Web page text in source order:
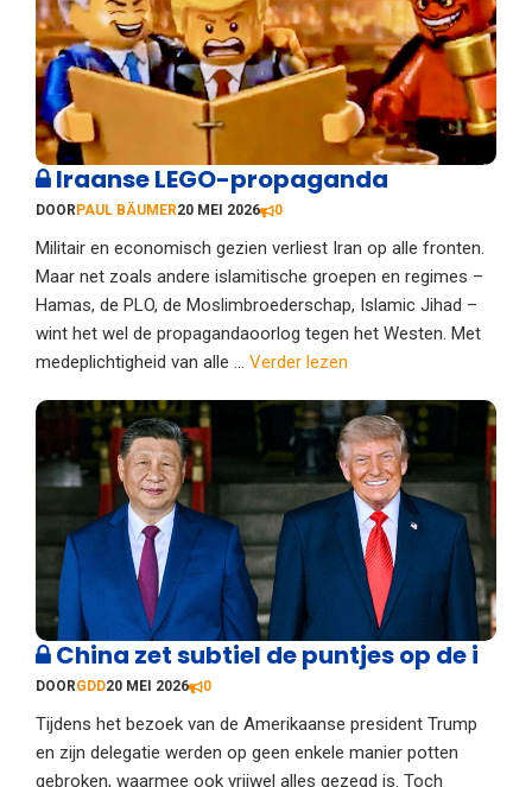
Iraanse LEGO-propaganda
DOOR PAUL BÄUMER20 MEI 2026 0
Militair en economisch gezien verliest Iran op alle fronten.
Maar net zoals andere islamitische groepen en regimes –
Hamas, de PLO, de Moslimbroederschap, Islamic Jihad –
wint het wel de propagandaoorlog tegen het Westen. Met
medeplichtigheid van alle ... Verder lezen
China zet subtiel de puntjes op de i
DOORGDD20 MEI 2026 0
Tijdens het bezoek van de Amerikaanse president Trump
en zijn delegatie werden op geen enkele manier potten
gebroken, waarmee ook vrijwel alles gezegd is. Toch